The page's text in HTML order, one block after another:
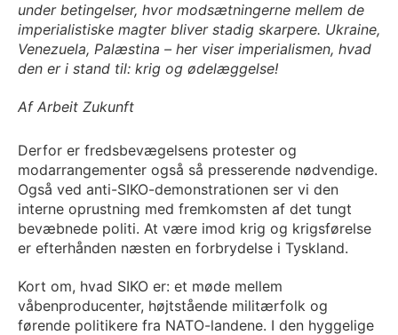
under betingelser, hvor modsætningerne mellem de
imperialistiske magter bliver stadig skarpere. Ukraine,
Venezuela, Palæstina – her viser imperialismen, hvad
den er i stand til: krig og ødelæggelse!
Af Arbeit Zukunft
Derfor er fredsbevægelsens protester og
modarrangementer også så presserende nødvendige.
Også ved anti-SIKO-demonstrationen ser vi den
interne oprustning med fremkomsten af det tungt
bevæbnede politi. At være imod krig og krigsførelse
er efterhånden næsten en forbrydelse i Tyskland.
Kort om, hvad SIKO er: et møde mellem
våbenproducenter, højtstående militærfolk og
førende politikere fra NATO-landene. I den hyggelige